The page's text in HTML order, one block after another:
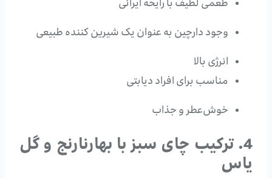
طعمی لطیف با رایحه ایرانی
وجود دارچین به عنوان یک شیرین کننده طبیعی
انرژی بالا
مناسب برای افراد دیابتی
خوش‌عطر و جذاب
4. ترکیب چای سبز با بهارنارنج و گل
یاس